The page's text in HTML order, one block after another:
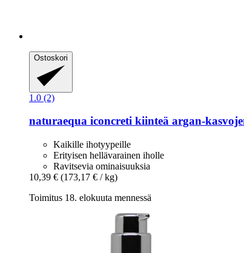
Ostoskori
1.0 (2)
naturaequa iconcreti kiinteä argan-​
Kaikille ihotyypeille
Erityisen hellävarainen iholle
Ravitsevia ominaisuuksia
10,39 € (173,17 € / kg)
Toimitus 18. elokuuta mennessä